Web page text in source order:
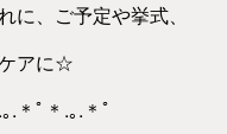
、ご予定や挙式、
アに☆
.＊ﾟ＊.｡.＊ﾟ